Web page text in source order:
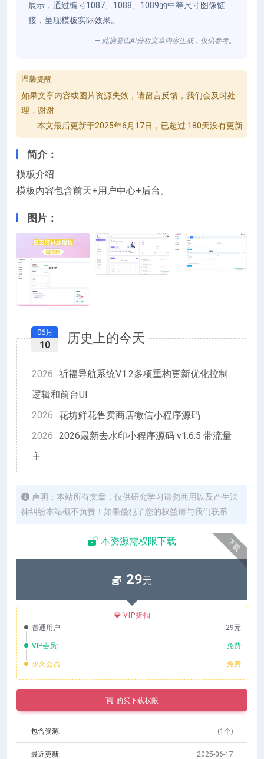
展示，通过编号1087、1088、1089的中等尺寸图像链
接，呈现模板实际效果。
— 此摘要由AI分析文章内容生成，仅供参考。
温馨提醒
如果文章内容或图片资源失效，请留言反馈，我们会及时处
理，谢谢
本文最后更新于2025年6月17日，已超过 180天没有更新
简介：
模板介绍
模板内容包含前天+用户中心+后台。
图片：
历史上的今天
06月
10
2026 祈福导航系统V1.2多项重构更新优化控制
逻辑和前台UI
2026 花坊鲜花售卖商店微信小程序源码
2026 2026最新去水印小程序源码 v1.6.5 带流量
主
声明：本站所有文章，仅供研究学习请勿商用以及产生法
律纠纷本站概不负责！如果侵犯了您的权益请与我们联系
下载
本资源需权限下载
29元
VIP折扣
普通用户:
29元
VIP会员: 免费
永久会员: 免费
购买下载权限
包含资源: (1个)
最近更新: 2025-06-17